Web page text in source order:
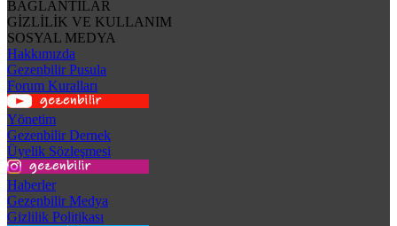
BAĞLANTILAR
GİZLİLİK VE KULLANIM
SOSYAL MEDYA
Hakkımızda
Gezenbilir Pusula
Forum Kuralları
Yönetim
Gezenbilir Dernek
Üyelik Sözleşmesi
Haberler
Gezenbilir Medya
Gizlilik Politikası